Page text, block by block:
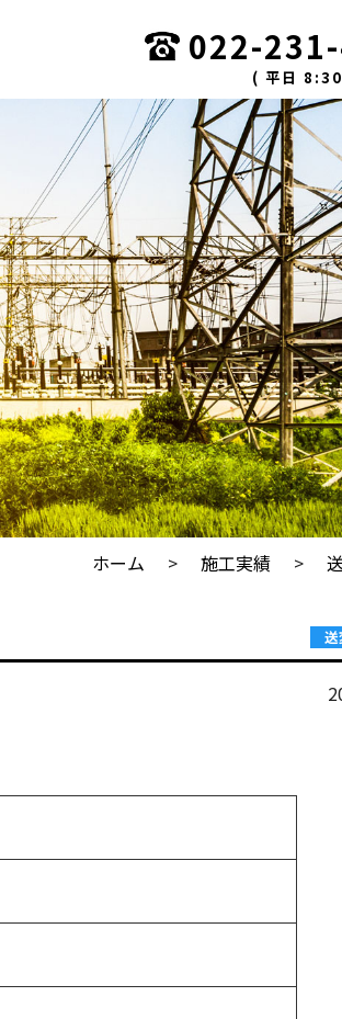
022-
( 平日
ホーム 施工実績
送